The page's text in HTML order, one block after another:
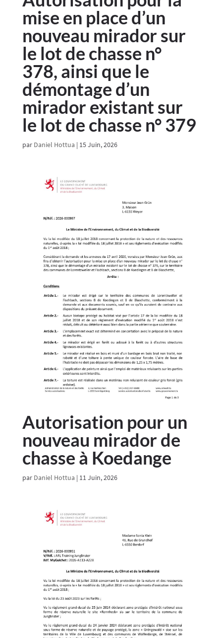
mise en place d’un
nouveau mirador sur
le lot de chasse n°
378, ainsi que le
démontage d’un
mirador existant sur
le lot de chasse n° 379
par Daniel Hottua | 15 Juin, 2026
Autorisation pour un
nouveau mirador de
chasse à Koedange
par Daniel Hottua | 11 Juin, 2026